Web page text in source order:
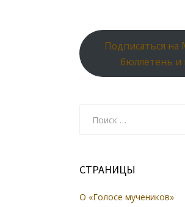
Подписаться
бюллетень и
СТРАНИЦЫ
О «Голосе мучеников»